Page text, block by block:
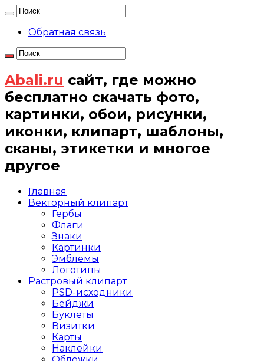
Обратная связь
Abali.ru сайт, где можно
бесплатно скачать фото,
картинки, обои, рисунки,
иконки, клипарт, шаблоны,
сканы, этикетки и многое
другое
Главная
Векторный клипарт
Гербы
Флаги
Знаки
Картинки
Эмблемы
Логотипы
Растровый клипарт
PSD-исходники
Бейджи
Буклеты
Визитки
Карты
Наклейки